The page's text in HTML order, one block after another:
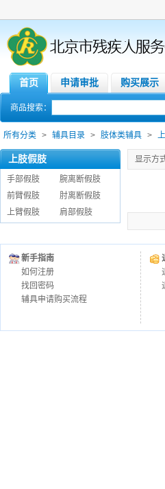
首页 申请审批 购买展示
商品搜索：
所有分类 > 辅具目录 > 肢体类辅具 >
上肢假肢
手部假肢
腕离断假肢
前臂假肢
肘离断假肢
上臂假肢
肩部假肢
显示方
新手指南
如何注册
找回密码
辅具申请购买流程